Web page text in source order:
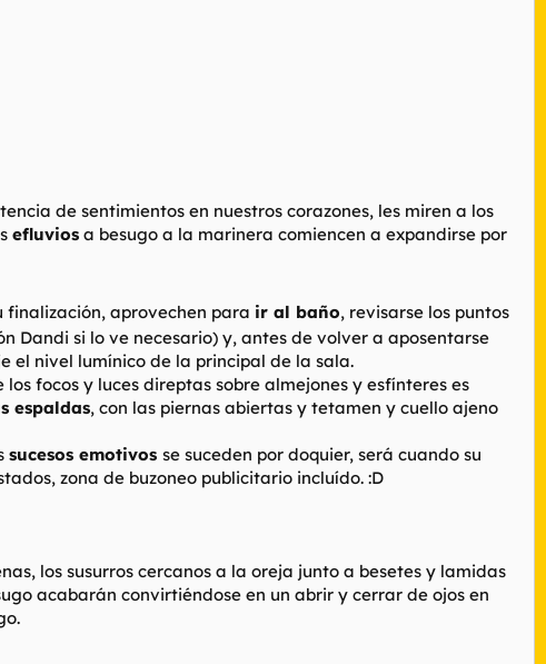
de sentimientos en nuestros corazones, les miren a los
efluvios a besugo a la marinera comiencen a expandirse por
finalización, aprovechen para ir al baño, revisarse los puntos
Dandi si lo ve necesario) y, antes de volver a aposentarse
el nivel lumínico de la principal de la sala.
focos y luces direptas sobre almejones y esfínteres es
espaldas, con las piernas abiertas y tetamen y cuello ajeno
sucesos emotivos se suceden por doquier, será cuando su
zona de buzoneo publicitario incluído. :D
los susurros cercanos a la oreja junto a besetes y lamidas
acabarán convirtiéndose en un abrir y cerrar de ojos en